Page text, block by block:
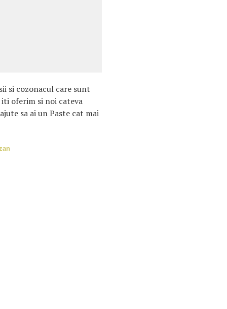
si cozonacul care sunt
iti oferim si noi cateva
sa ai un Paste cat mai